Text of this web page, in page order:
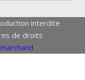
interdite
de droits